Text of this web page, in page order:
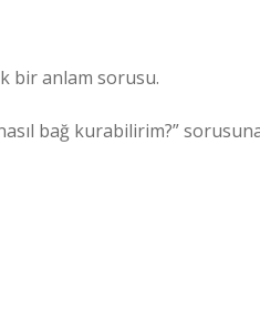
bir anlam sorusu.
bağ kurabilirim?”